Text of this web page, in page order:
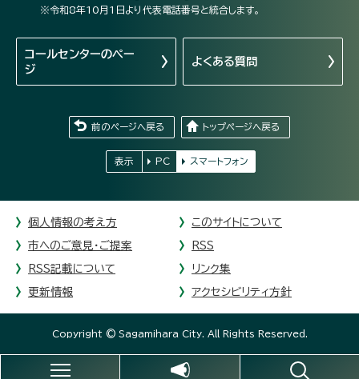
※令和8年10月1日より代表電話番号と統合します。
コールセンターのペー
ジ
よくある質問
前のページへ戻る トップページへ戻る
表示 PC スマートフォン
個人情報の考え方 このサイトについて
市へのご意見・ご提案 RSS
RSS記載について リンク集
更新情報 アクセシビリティ方針
Copyright © Sagamihara City. All Rights Reserved.